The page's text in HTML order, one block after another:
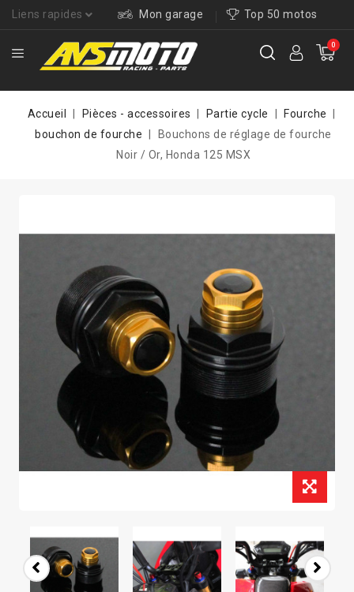
Liens rapides Mon garage Top 50 motos
0
Accueil Pièces - accessoires Partie cycle
Fourche
bouchon de fourche
Bouchons de réglage de fourche
Noir / Or, Honda 125 MSX